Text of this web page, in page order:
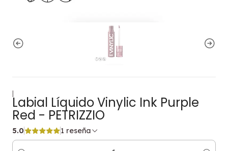
|
Labial Líquido Vinylic Ink Purple
Red - PETRIZZIO
5.0 1 reseña